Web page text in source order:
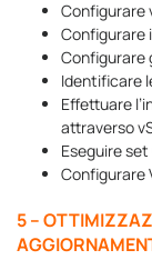
Configurare
Configurare
Configurare
Identificare
Effettuare
attraverso
Eseguire
Configurare
5 –